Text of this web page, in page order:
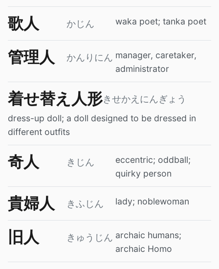
歌人 かじん waka poet; tanka poet
管理人 かんりにん manager, caretaker,
administrator
着せ替え人形きせかえにんぎょう
dress-up doll; a doll designed to be dressed in
different outfits
奇人 きじん
eccentric; oddball;
quirky person
貴婦人 きふじん lady; noblewoman
旧人 きゅうじん archaic humans;
archaic Homo